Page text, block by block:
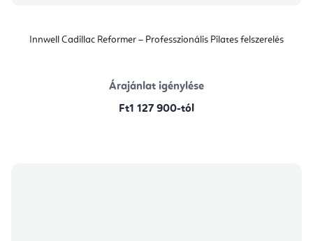
Innwell Cadillac Reformer – Professzionális Pilates felszerelés
Árajánlat igénylése
Ft1 127 900-tól